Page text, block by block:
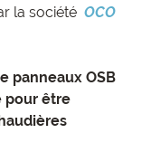
la société OCO
panneaux OSB
pour être